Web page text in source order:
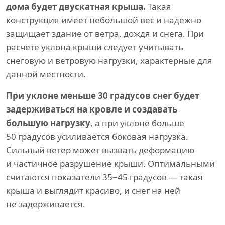
дома будет двускатная крыша. Такая
конструкция имеет небольшой вес и надежно
защищает здание от ветра, дождя и снега. При
расчете уклона крыши следует учитывать
снеговую и ветровую нагрузки, характерные для
данной местности.
При уклоне меньше 30 градусов снег будет
задерживаться на кровле и создавать
большую нагрузку, а при уклоне больше
50 градусов усиливается боковая нагрузка.
Сильный ветер может вызвать деформацию
и частичное разрушение крыши. Оптимальными
считаются показатели 35−45 градусов — такая
крыша и выглядит красиво, и снег на ней
не задерживается.